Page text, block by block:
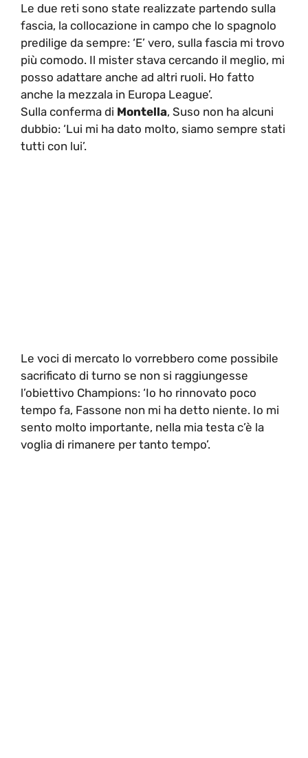
Le due reti sono state realizzate partendo sulla
fascia, la collocazione in campo che lo spagnolo
predilige da sempre: ‘E’ vero, sulla fascia mi trovo
più comodo. Il mister stava cercando il meglio, mi
posso adattare anche ad altri ruoli. Ho fatto
anche la mezzala in Europa League’.
Sulla conferma di Montella, Suso non ha alcuni
dubbio: ‘Lui mi ha dato molto, siamo sempre stati
tutti con lui’.
Le voci di mercato lo vorrebbero come possibile
sacrificato di turno se non si raggiungesse
l’obiettivo Champions: ‘Io ho rinnovato poco
tempo fa, Fassone non mi ha detto niente. Io mi
sento molto importante, nella mia testa c’è la
voglia di rimanere per tanto tempo’.